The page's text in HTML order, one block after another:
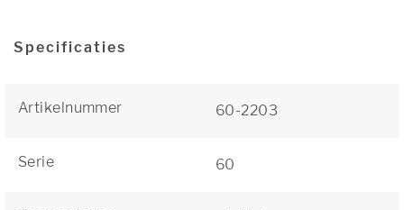
Specificaties
Artikelnummer 60-2203
Serie 60